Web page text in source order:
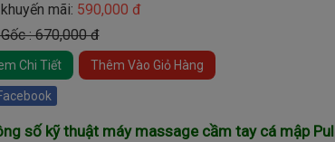
mãi: 590,000 đ
: 670,000 đ
Chi Tiết Thêm Vào Giỏ Hàng
số kỹ thuật máy massage cầm tay cá mập